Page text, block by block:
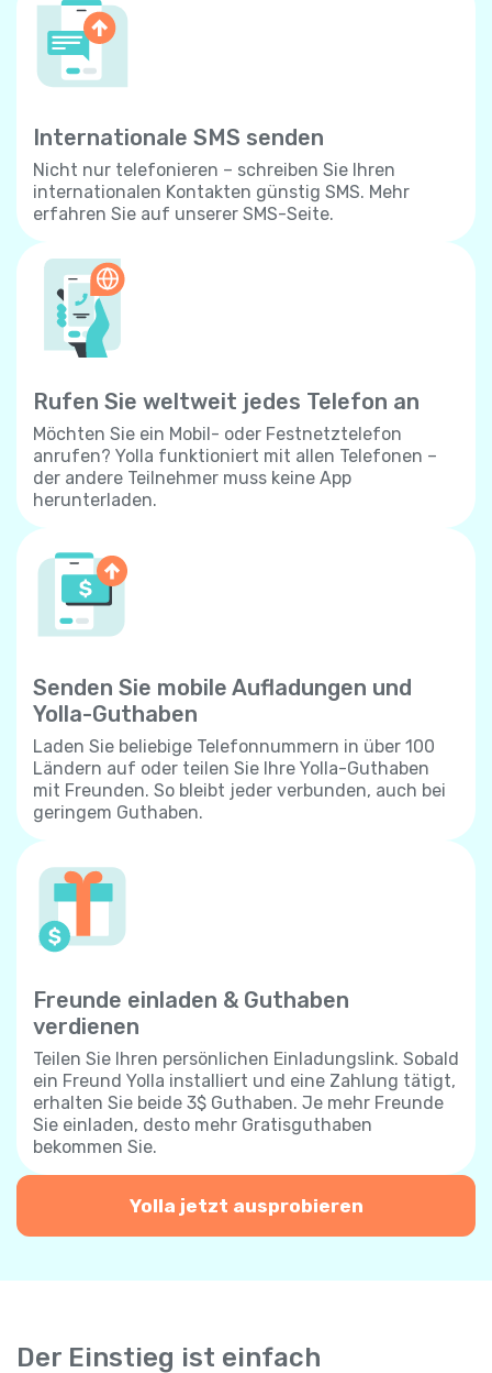
Internationale SMS senden
Nicht nur telefonieren – schreiben Sie Ihren
internationalen Kontakten günstig SMS. Mehr
erfahren Sie auf unserer SMS-Seite.
Rufen Sie weltweit jedes Telefon an
Möchten Sie ein Mobil- oder Festnetztelefon
anrufen? Yolla funktioniert mit allen Telefonen –
der andere Teilnehmer muss keine App
herunterladen.
Senden Sie mobile Aufladungen und
Yolla-Guthaben
Laden Sie beliebige Telefonnummern in über 100
Ländern auf oder teilen Sie Ihre Yolla-Guthaben
mit Freunden. So bleibt jeder verbunden, auch bei
geringem Guthaben.
Freunde einladen & Guthaben
verdienen
Teilen Sie Ihren persönlichen Einladungslink. Sobald
ein Freund Yolla installiert und eine Zahlung tätigt,
erhalten Sie beide 3$ Guthaben. Je mehr Freunde
Sie einladen, desto mehr Gratisguthaben
bekommen Sie.
Yolla jetzt ausprobieren
Der Einstieg ist einfach